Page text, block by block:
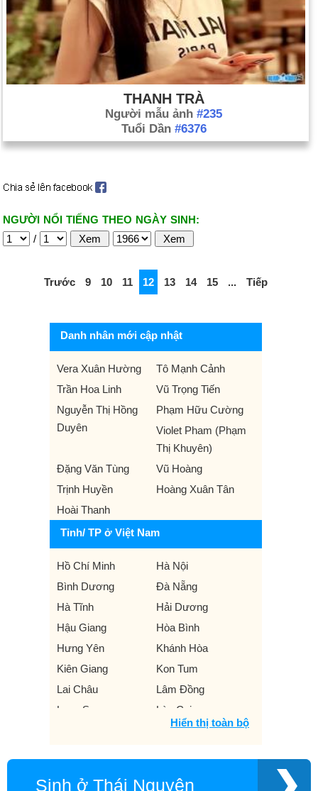
THANH TRÀ
Người mẫu ảnh #235
Tuổi Dần #6376
NGƯỜI NỔI TIẾNG THEO NGÀY SINH:
/
Trước 9 10 11 12 13 14 15 ... Tiếp
Danh nhân mới cập nhật
Vera Xuân Hường
Tô Mạnh Cảnh
Trần Hoa Linh
Vũ Trọng Tiến
Nguyễn Thị Hồng
Duyên
Phạm Hữu Cường
Violet Pham (Phạm
Thị Khuyên)
Đặng Văn Tùng
Vũ Hoàng
Trịnh Huyền
Hoàng Xuân Tân
Hoài Thanh
Tỉnh/ TP ở Việt Nam
Hồ Chí Minh
Hà Nội
Bình Dương
Đà Nẵng
Hà Tĩnh
Hải Dương
Hậu Giang
Hòa Bình
Hưng Yên
Khánh Hòa
Kiên Giang
Kon Tum
Lai Châu
Lâm Đồng
Lạng Sơn
Lào Cai
Nghệ An
Hiển thị toàn bộ
Sinh ở Thái Nguyên